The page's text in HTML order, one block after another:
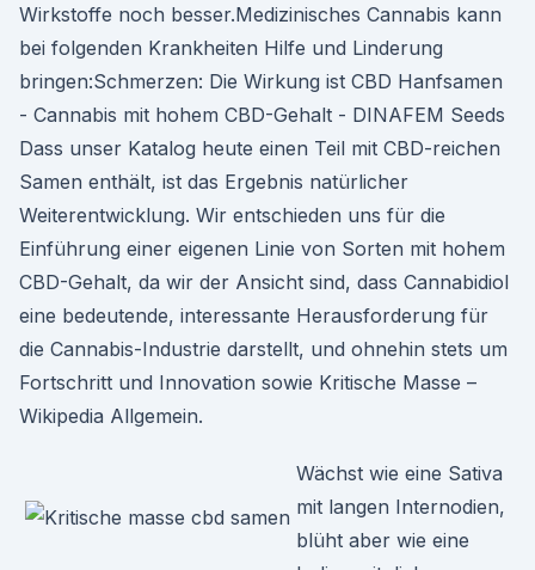
Wirkstoffe noch besser.Medizinisches Cannabis kann
bei folgenden Krankheiten Hilfe und Linderung
bringen:Schmerzen: Die Wirkung ist CBD Hanfsamen
- Cannabis mit hohem CBD-Gehalt - DINAFEM Seeds
Dass unser Katalog heute einen Teil mit CBD-reichen
Samen enthält, ist das Ergebnis natürlicher
Weiterentwicklung. Wir entschieden uns für die
Einführung einer eigenen Linie von Sorten mit hohem
CBD-Gehalt, da wir der Ansicht sind, dass Cannabidiol
eine bedeutende, interessante Herausforderung für
die Cannabis-Industrie darstellt, und ohnehin stets um
Fortschritt und Innovation sowie Kritische Masse –
Wikipedia Allgemein.
Wächst wie eine Sativa
mit langen Internodien,
blüht aber wie eine